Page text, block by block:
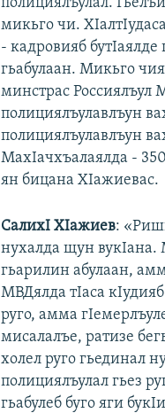
микьго чи.
- кадровияб
гьабулаан. Микьго
минстрас Россиялъул
полициялъулавлъун
полициялъулавлъун
МахIачхъалаялда -
ян бицана ХIажиевас.
СалихI ХIажиев:
нухалда щун вукIана.
гьарилин абулаан,
МВДялда тIаса
руго, амма
мисалалъе, ратизе
холел руго гьединал
полициялъулал гьез
гьабулеб буго яги